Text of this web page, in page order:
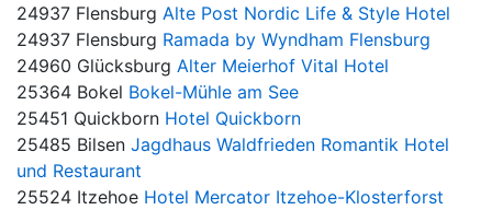
24937 Flensburg Alte Post Nordic Life & Style Hotel
24937 Flensburg Ramada by Wyndham Flensburg
24960 Glücksburg Alter Meierhof Vital Hotel
25364 Bokel Bokel-Mühle am See
25451 Quickborn Hotel Quickborn
25485 Bilsen Jagdhaus Waldfrieden Romantik Hotel
und Restaurant
25524 Itzehoe Hotel Mercator Itzehoe-Klosterforst